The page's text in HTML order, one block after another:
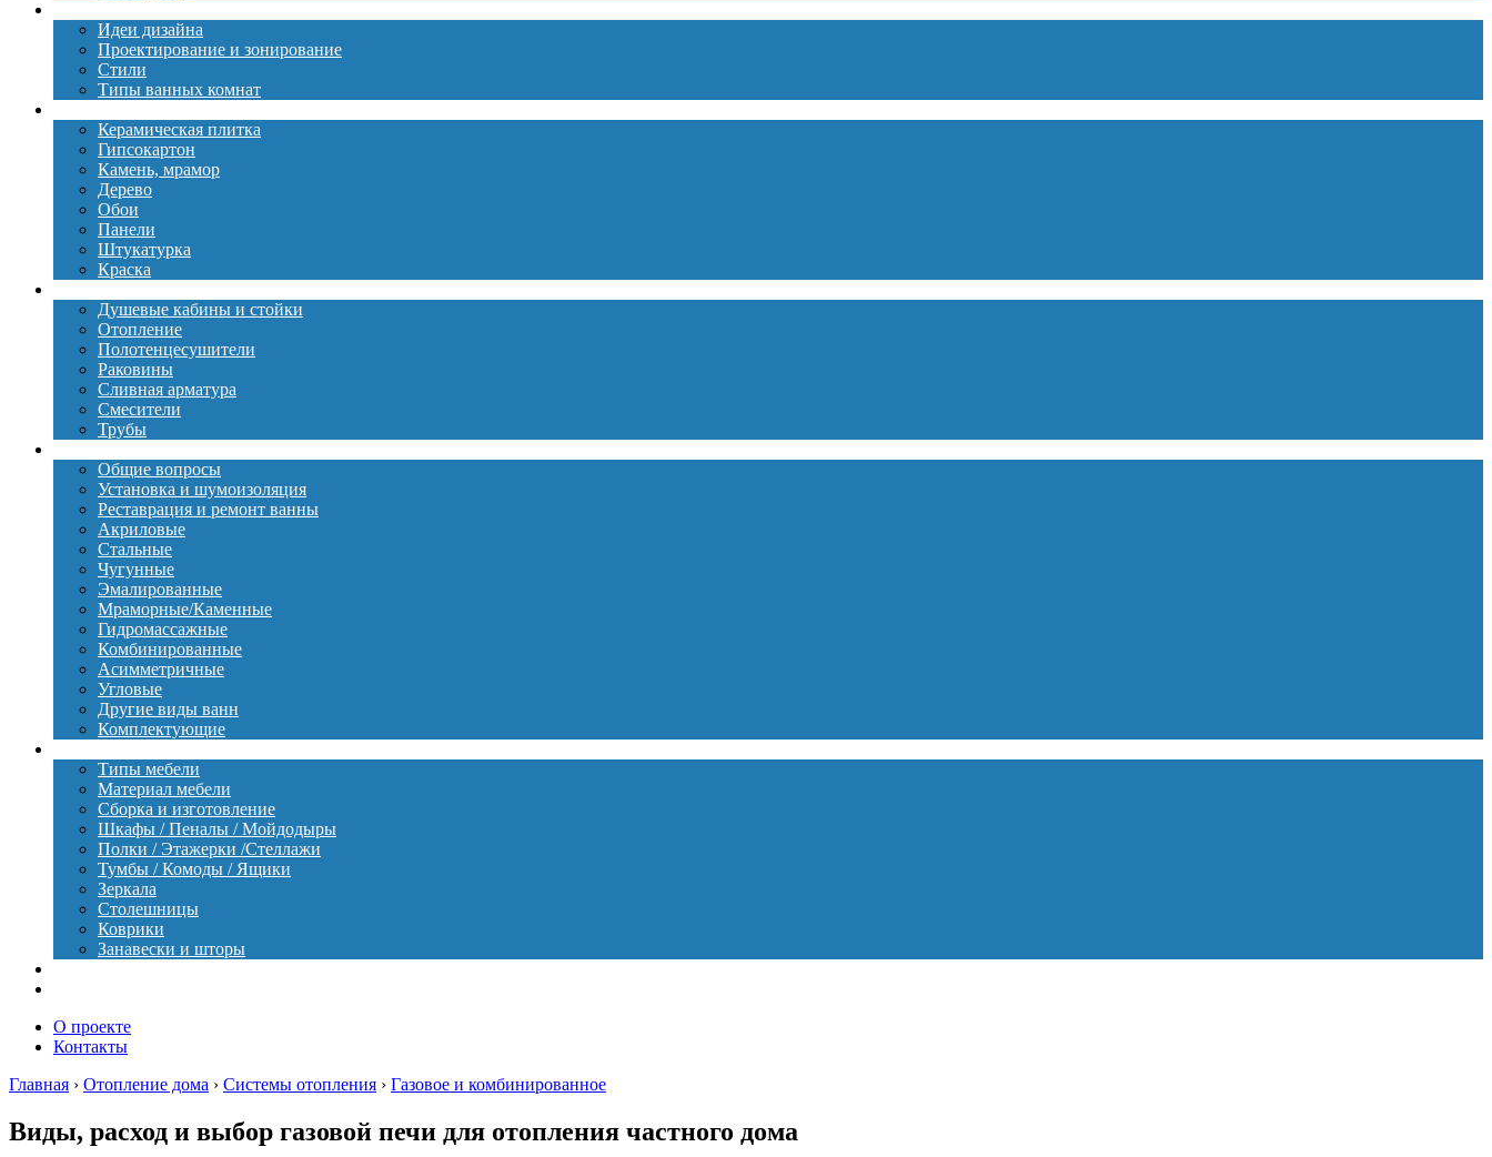
Идеи дизайна
Проектирование и зонирование
Стили
Типы ванных комнат
Керамическая плитка
Гипсокартон
Камень, мрамор
Дерево
Обои
Панели
Штукатурка
Краска
Душевые кабины и стойки
Отопление
Полотенцесушители
Раковины
Сливная арматура
Смесители
Трубы
Общие вопросы
Установка и шумоизоляция
Реставрация и ремонт ванны
Акриловые
Стальные
Чугунные
Эмалированные
Мраморные/Каменные
Гидромассажные
Комбинированные
Асимметричные
Угловые
Другие виды ванн
Комплектующие
Типы мебели
Материал мебели
Сборка и изготовление
Шкафы / Пеналы / Мойдодыры
Полки / Этажерки /Стеллажи
Тумбы / Комоды / Ящики
Зеркала
Столешницы
Коврики
Занавески и шторы
О проекте
Контакты
Главная › Отопление дома › Системы отопления › Газовое и комбинированное
Виды, расход и выбор газовой печи для отопления частного дома